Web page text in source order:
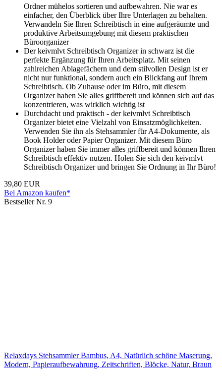
Ordner mühelos sortieren und aufbewahren. Nie war es
einfacher, den Überblick über Ihre Unterlagen zu behalten.
Verwandeln Sie Ihren Schreibtisch in eine aufgeräumte und
produktive Arbeitsumgebung mit diesem praktischen
Büroorganizer
Der keivmlvt Schreibtisch Organizer in schwarz ist die
perfekte Ergänzung für Ihren Arbeitsplatz. Mit seinen
zahlreichen Ablagefächern und dem stilvollen Design ist er
nicht nur funktional, sondern auch ein Blickfang auf Ihrem
Schreibtisch. Ob Zuhause oder im Büro, mit diesem
Organizer haben Sie alles griffbereit und können sich auf das
konzentrieren, was wirklich wichtig ist
Durchdacht und praktisch - der keivmlvt Schreibtisch
Organizer bietet eine Vielzahl von Einsatzmöglichkeiten.
Verwenden Sie ihn als Stehsammler für A4-Dokumente, als
Book Holder oder Papier Organizer. Mit diesem Büro
Organizer haben Sie immer alles griffbereit und können Ihren
Schreibtisch effektiv nutzen. Holen Sie sich den keivmlvt
Schreibtisch Organizer und bringen Sie Ordnung in Ihr Büro!
39,80 EUR
Bei Amazon kaufen*
Bestseller Nr. 9
Relaxdays Stehsammler Bambus, A4, Natürlich schöne Maserung,
Modern, Papieraufbewahrung, Zeitschriften, Blöcke, Natur, Braun